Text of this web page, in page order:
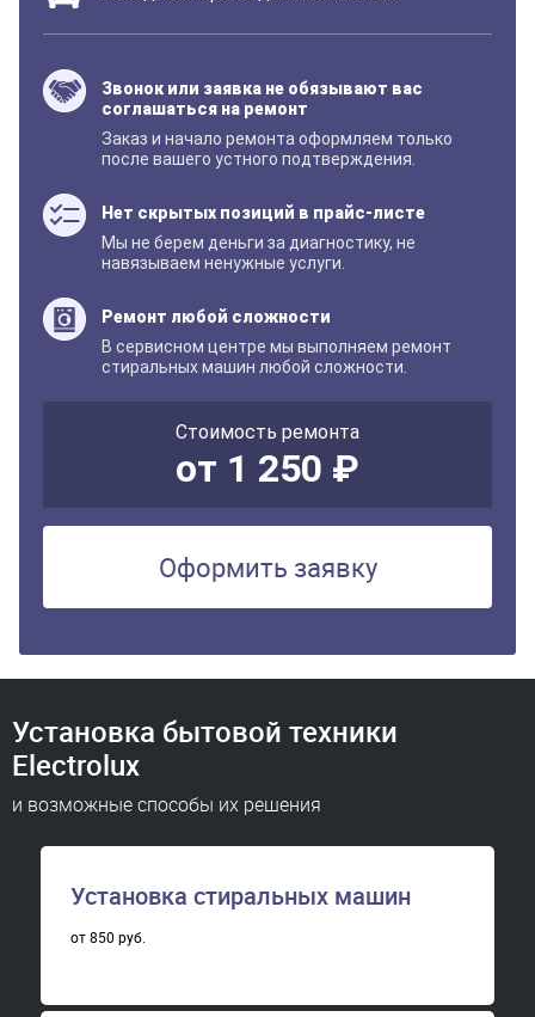
Звонок или заявка не обязывают вас
соглашаться на ремонт
Заказ и начало ремонта оформляем только
после вашего устного подтверждения.
Нет скрытых позиций в прайс-листе
Мы не берем деньги за диагностику, не
навязываем ненужные услуги.
Ремонт любой сложности
В сервисном центре мы выполняем ремонт
стиральных машин любой сложности.
Стоимость ремонта
от 1 250 ₽
Оформить заявку
Установка бытовой техники
Electrolux
и возможные способы их решения
Установка стиральных машин
от 850 руб.